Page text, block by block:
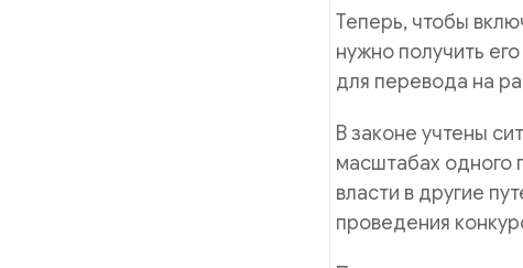
Теперь, чтобы
нужно получить
для перевода на
В законе учтены
масштабах одного
власти в другие
проведения